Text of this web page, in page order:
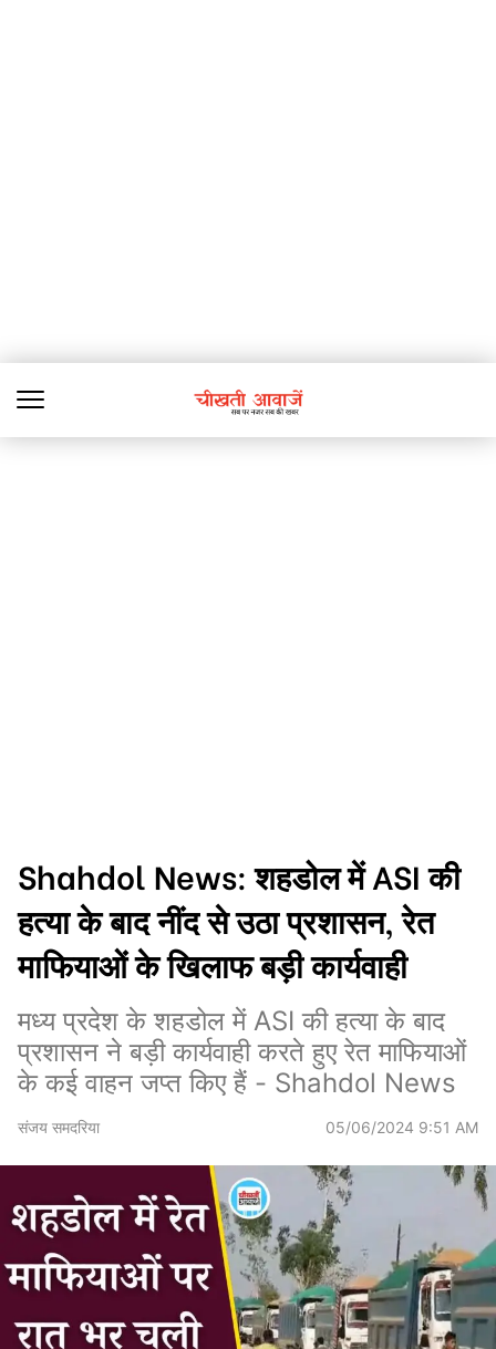
Shahdol News: शहडोल में ASI की
हत्या के बाद नींद से उठा प्रशासन, रेत
माफियाओं के खिलाफ बड़ी कार्यवाही
मध्य प्रदेश के शहडोल में ASI की हत्या के बाद
प्रशासन ने बड़ी कार्यवाही करते हुए रेत माफियाओं
के कई वाहन जप्त किए हैं - Shahdol News
संजय समदरिया 05/06/2024 9:51 AM